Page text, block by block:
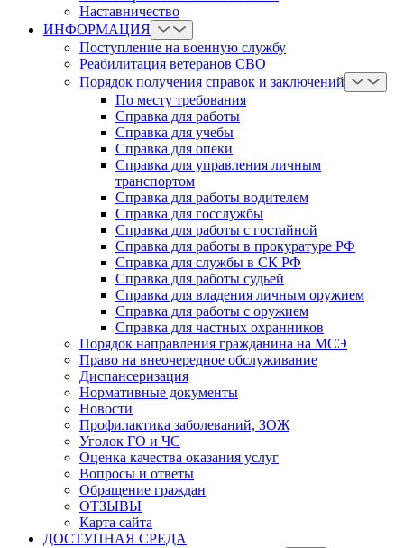
Наставничество
ИНФОРМАЦИЯ
Поступление на военную службу
Реабилитация ветеранов СВО
Порядок получения справок и заключений
По месту требования
Справка для работы
Справка для учебы
Справка для опеки
Справка для управления личным
транспортом
Справка для работы водителем
Справка для госслужбы
Справка для работы с гостайной
Справка для работы в прокуратуре РФ
Справка для службы в СК РФ
Справка для работы судьей
Справка для владения личным оружием
Справка для работы с оружием
Справка для частных охранников
Порядок направления гражданина на МСЭ
Право на внеочередное обслуживание
Диспансеризация
Нормативные документы
Новости
Профилактика заболеваний, ЗОЖ
Уголок ГО и ЧС
Оценка качества оказания услуг
Вопросы и ответы
Обращение граждан
ОТЗЫВЫ
Карта сайта
ДОСТУПНАЯ СРЕДА